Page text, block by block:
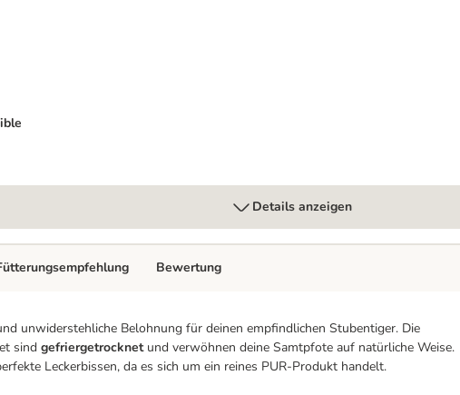
Kitten Snack
Details anzeigen
unwiderstehliche Belohnung für deinen empfindlichen Stubentiger. Die
sind gefriergetrocknetund verwöhnen deine Samtpfote auf natürliche Weise.
Leckerbissen, da es sich um ein reines PUR-Produkt handelt.
Bewertung